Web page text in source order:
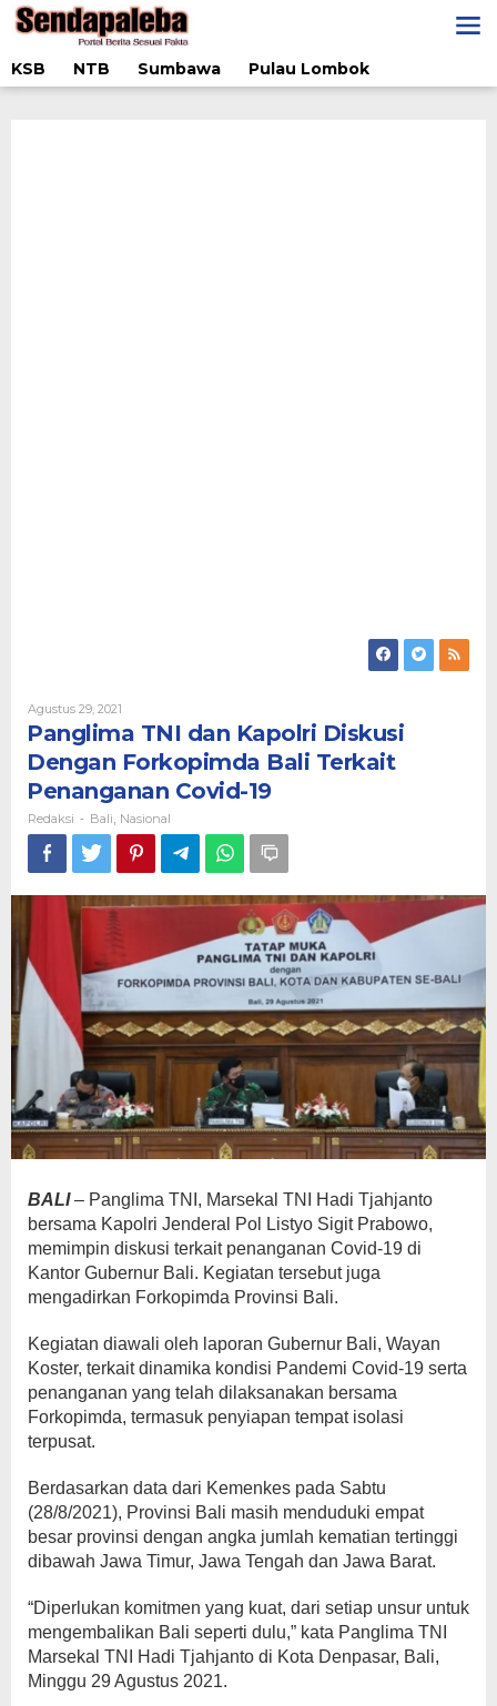
Lewati
ke
KSB
NTB Sumbawa Pulau Lombok
Agustus 29, 2021
Redaksi
Panglima TNI dan Kapolri Diskusi
Dengan Forkopimda Bali Terkait
Penanganan Covid-19
Redaksi - Bali Nasional
BALI– Panglima TNI, Marsekal TNI Hadi Tjahjanto
bersama Kapolri Jenderal Pol Listyo Sigit Prabowo,
memimpin diskusi terkait penanganan Covid-19 di
Kantor Gubernur Bali. Kegiatan tersebut juga
mengadirkan Forkopimda Provinsi Bali.
Kegiatan diawali oleh laporan Gubernur Bali, Wayan
Koster, terkait dinamika kondisi Pandemi Covid-19 serta
penanganan yang telah dilaksanakan bersama
Forkopimda, termasuk penyiapan tempat isolasi
terpusat.
Berdasarkan data dari Kemenkes pada Sabtu
(28/8/2021), Provinsi Bali masih menduduki empat
besar provinsi dengan angka jumlah kematian tertinggi
dibawah Jawa Timur, Jawa Tengah dan Jawa Barat.
“Diperlukan komitmen yang kuat, dari setiap unsur untuk
mengembalikan Bali seperti dulu,” kata Panglima TNI
Marsekal TNI Hadi Tjahjanto di Kota Denpasar, Bali,
Minggu 29 Agustus 2021.